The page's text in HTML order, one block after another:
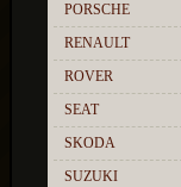
PORSCHE
RENAULT
ROVER
SEAT
SKODA
SUZUKI